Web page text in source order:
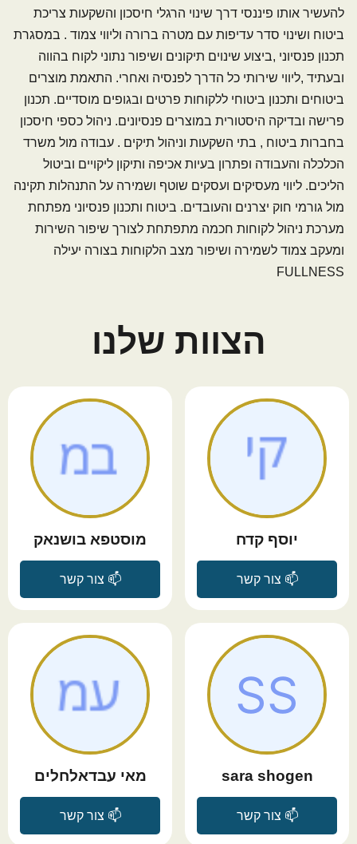
להעשיר אותו פיננסי דרך שינוי הרגלי חיסכון והשקעות צריכת
ביטוח ושינוי סדר עדיפות עם מטרה ברורה וליווי צמוד . במסגרת
תכנון פנסיוני ,ביצוע שינוים תיקונים ושיפור נתוני לקוח בהווה
ובעתיד ,ליווי שירותי כל הדרך לפנסיה ואחרי. התאמת מוצרים
ביטוחים ותכנון ביטוחי ללקוחות פרטים ובגופים מוסדיים. תכנון
פרישה ובדיקה היסטורית במוצרים פנסיונים. ניהול כספי חיסכון
בחברות ביטוח , בתי השקעות וניהול תיקים . עבודה מול משרד
הכלכלה והעבודה ופתרון בעיות אכיפה ותיקון ליקויים וביטול
הליכים. ליווי מעסיקים ועסקים שוטף ושמירה על התנהלות תקינה
מול גורמי חוק יצרנים והעובדים. ביטוח ותכנון פנסיוני מפתחת
מערכת ניהול לקוחות חכמה מתפתחת לצורך שיפור השירות
ומעקב צמוד לשמירה ושיפור מצב הלקוחות בצורה יעילה
FULLNESS
הצוות שלנו
יוסף קדח
📫 צור קשר
מוסטפא בושנאק
📫 צור קשר
sara shogen
📫 צור קשר
מאי עבדאלחלים
📫 צור קשר